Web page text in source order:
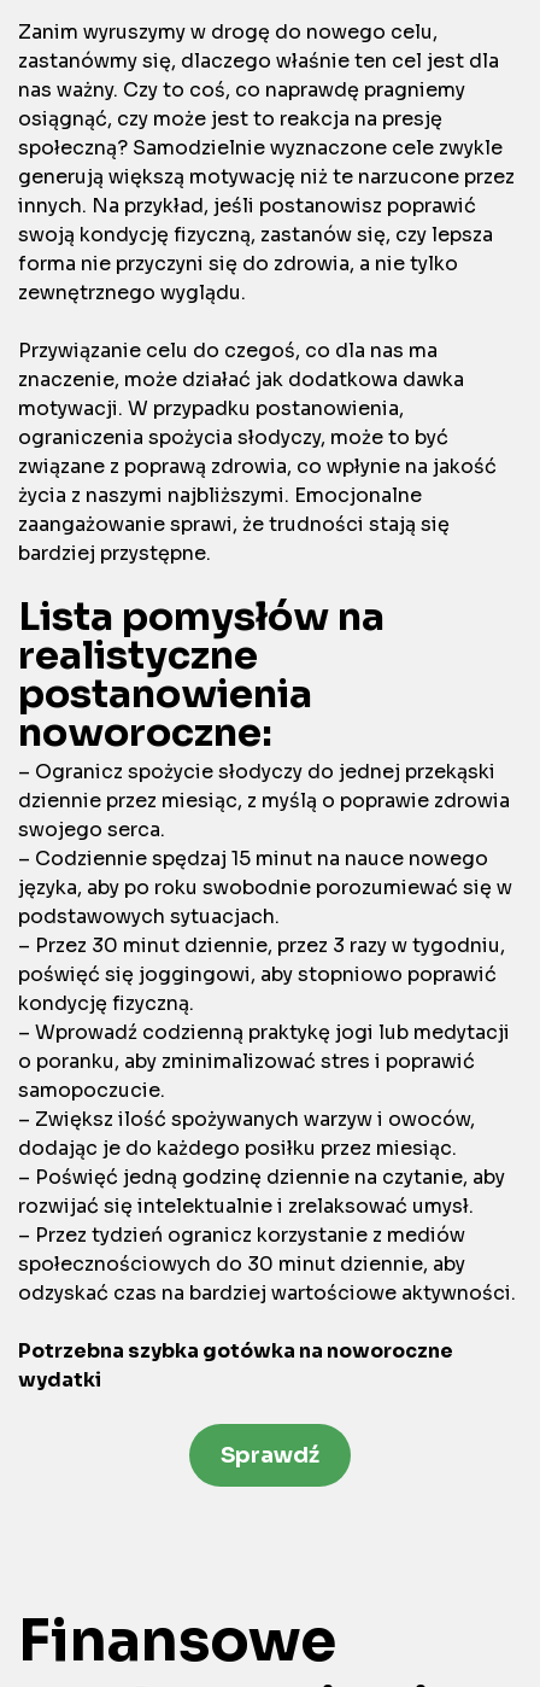
Zanim wyruszymy w drogę do nowego celu,
zastanówmy się, dlaczego właśnie ten cel jest dla
nas ważny. Czy to coś, co naprawdę pragniemy
osiągnąć, czy może jest to reakcja na presję
społeczną? Samodzielnie wyznaczone cele zwykle
generują większą motywację niż te narzucone przez
innych. Na przykład, jeśli postanowisz poprawić
swoją kondycję fizyczną, zastanów się, czy lepsza
forma nie przyczyni się do zdrowia, a nie tylko
zewnętrznego wyglądu.
Przywiązanie celu do czegoś, co dla nas ma
znaczenie, może działać jak dodatkowa dawka
motywacji. W przypadku postanowienia,
ograniczenia spożycia słodyczy, może to być
związane z poprawą zdrowia, co wpłynie na jakość
życia z naszymi najbliższymi. Emocjonalne
zaangażowanie sprawi, że trudności stają się
bardziej przystępne.
Lista pomysłów na
realistyczne
postanowienia
noworoczne:
– Ogranicz spożycie słodyczy do jednej przekąski
dziennie przez miesiąc, z myślą o poprawie zdrowia
swojego serca.
– Codziennie spędzaj 15 minut na nauce nowego
języka, aby po roku swobodnie porozumiewać się w
podstawowych sytuacjach.
– Przez 30 minut dziennie, przez 3 razy w tygodniu,
poświęć się joggingowi, aby stopniowo poprawić
kondycję fizyczną.
– Wprowadź codzienną praktykę jogi lub medytacji
o poranku, aby zminimalizować stres i poprawić
samopoczucie.
– Zwiększ ilość spożywanych warzyw i owoców,
dodając je do każdego posiłku przez miesiąc.
– Poświęć jedną godzinę dziennie na czytanie, aby
rozwijać się intelektualnie i zrelaksować umysł.
– Przez tydzień ogranicz korzystanie z mediów
społecznościowych do 30 minut dziennie, aby
odzyskać czas na bardziej wartościowe aktywności.
Potrzebna szybka gotówka na noworoczne
wydatki
Sprawdź
Finansowe